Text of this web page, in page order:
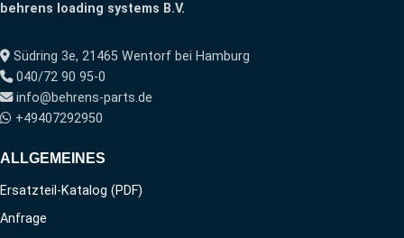
behrens loading systems B.V.
Südring 3e, 21465 Wentorf bei Hamburg
040/72 90 95-0
info@behrens-parts.de
+49407292950
ALLGEMEINES
Ersatzteil-Katalog (PDF)
Anfrage